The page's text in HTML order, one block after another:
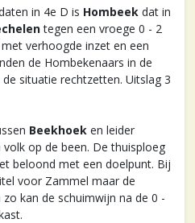
in 4e D is Hombeek dat in
tegen een vroege 0 - 2
verhoogde inzet en een
de Hombekenaars in de
situatie rechtzetten. Uitslag 3
Beekhoek en leider
op de been. De thuisploeg
beloond met een doelpunt. Bij
voor Zammel maar de
kan de schuimwijn na de 0 -